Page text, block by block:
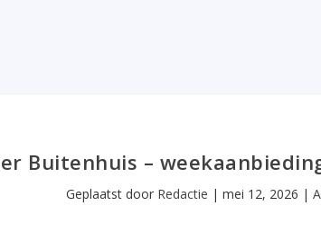
Buitenhuis –
Geplaatst door Redactie | mei 12, 2026 |